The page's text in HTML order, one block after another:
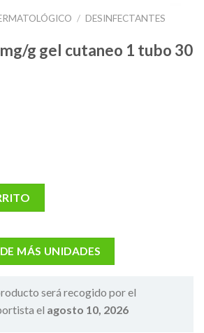
/ DESINFECTANTES
g gel cutaneo 1 tubo 30
MÁS UNIDADES
será recogido por el
el agosto 10, 2026